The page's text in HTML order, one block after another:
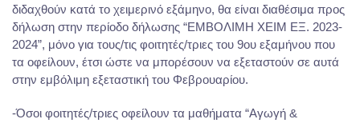
διδαχθούν κατά το χειμερινό εξάμηνο, θα είναι διαθέσιμα προς
δήλωση στην περίοδο δήλωσης “ΕΜΒΟΛΙΜΗ ΧΕΙΜ ΕΞ. 2023-
2024”, μόνο για τους/τις φοιτητές/τριες του 9ου εξαμήνου που
τα οφείλουν, έτσι ώστε να μπορέσουν να εξεταστούν σε αυτά
στην εμβόλιμη εξεταστική του Φεβρουαρίου.
-Όσοι φοιτητές/τριες οφείλουν τα μαθήματα “Αγωγή &